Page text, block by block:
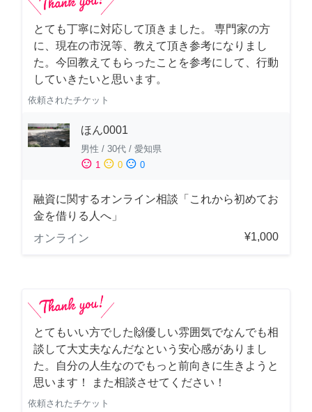
とても丁寧に対応して頂きました。 専門家の方
に、現在の市況等、教えて頂き参考になりまし
た。今回教えてもらったことを参考にして、行動
していきたいと思います。
依頼されたチケット
ほん0001
男性 / 30代 / 愛知県
sentiment_satisfied 1 sentiment_neutral 0 sentiment_dissatisfied 0
融資に関するオンライン相談「これから初めてお
金を借りる人へ」
オンライン
¥1,000
とてもいい方でした🙌優しい雰囲気でなんでも相
談して大丈夫なんだなという安心感がありまし
た。自分の人生なのでもっと前向きに生きようと
思います！ また相談させてください！
依頼されたチケット